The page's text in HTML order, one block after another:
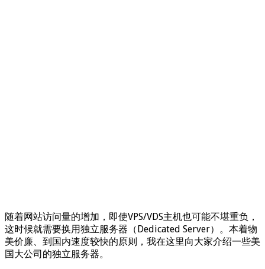
随着网站访问量的增加，即使VPS/VDS主机也可能不堪重负，
这时候就需要换用独立服务器（Dedicated Server）。本着物
美价廉、到国内速度较快的原则，我在这里向大家介绍一些美
国大公司的独立服务器。